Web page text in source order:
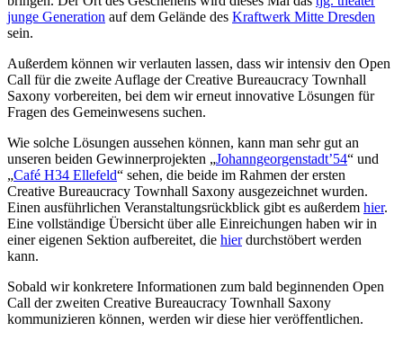
junge Generation auf dem Gelände des Kraftwerk Mitte Dresden
sein.
Außerdem können wir verlauten lassen, dass wir intensiv den Open
Call für die zweite Auflage der Creative Bureaucracy Townhall
Saxony vorbereiten, bei dem wir erneut innovative Lösungen für
Fragen des Gemeinwesens suchen.
Wie solche Lösungen aussehen können, kann man sehr gut an
unseren beiden Gewinnerprojekten „Johanngeorgenstadt’54“ und
„Café H34 Ellefeld“ sehen, die beide im Rahmen der ersten
Creative Bureaucracy Townhall Saxony ausgezeichnet wurden.
Einen ausführlichen Veranstaltungsrückblick gibt es außerdem hier.
Eine vollständige Übersicht über alle Einreichungen haben wir in
einer eigenen Sektion aufbereitet, die hierdurchstöbert werden
kann.
Sobald wir konkretere Informationen zum bald beginnenden Open
Call der zweiten Creative Bureaucracy Townhall Saxony
kommunizieren können, werden wir diese hier veröffentlichen.